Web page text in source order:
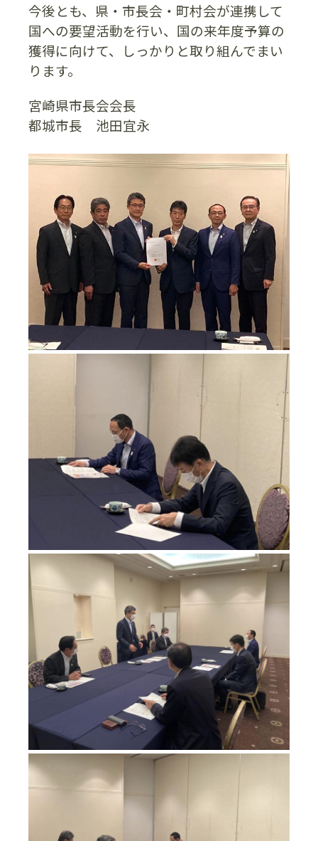
今後とも、県・市長会・町村会が連携して
国への要望活動を行い、国の来年度予算の
獲得に向けて、しっかりと取り組んでまい
ります。
宮崎県市長会会長
都城市長 池田宜永